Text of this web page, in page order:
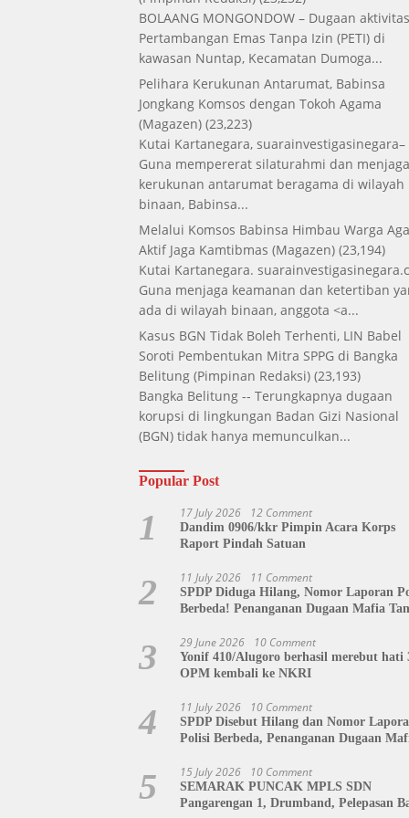
BOLAANG MONGONDOW – Dugaan aktivitas
Pertambangan Emas Tanpa Izin (PETI) di
kawasan Nuntap, Kecamatan Dumoga...
Pelihara Kerukunan Antarumat, Babinsa
Jongkang Komsos dengan Tokoh Agama
(Magazen) (23,223)
Kutai Kartanegara, suarainvestigasinegara–
Guna mempererat silaturahmi dan menjaga
kerukunan antarumat beragama di wilayah
binaan, Babinsa...
Melalui Komsos Babinsa Himbau Warga
Aktif Jaga Kamtibmas (Magazen) (23,194)
Kutai Kartanegara.
Guna menjaga keamanan dan ketertiban
ada di wilayah binaan, anggota <a...
Kasus BGN Tidak Boleh Terhenti, LIN Babel
Soroti Pembentukan Mitra SPPG di Bangka
Belitung (Pimpinan Redaksi) (23,193)
Bangka Belitung -- Terungkapnya dugaan
korupsi di lingkungan Badan Gizi Nasional
(BGN) tidak hanya memunculkan...
Popular Post
1 17 July 2026 12 Comment
Dandim 0906/kkr Pimpin Acara Korps
Raport Pindah Satuan
2 11 July 2026 11 Comment
SPDP Diduga Hilang, Nomor Laporan
Berbeda! Penanganan Dugaan Mafia
Siap Kawal Hingga Tingkat Pusat
3 29 June 2026 10 Comment
Yonif 410/Alugoro berhasil merebut hati
OPM kembali ke NKRI
4 11 July 2026 10 Comment
SPDP Disebut Hilang dan Nomor
Polisi Berbeda, Penanganan Dugaan
5 15 July 2026 10 Comment
SEMARAK PUNCAK MPLS SDN
Pangarengan 1, Drumband, Pelepasan